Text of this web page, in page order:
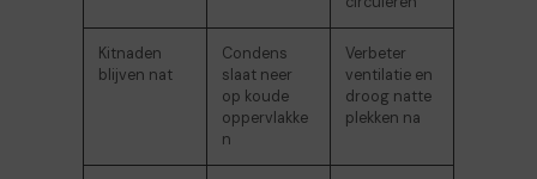
Kitnaden
blijven nat
Condens
slaat neer
op koude
oppervlakke
n
Verbeter
ventilatie en
droog natte
plekken na